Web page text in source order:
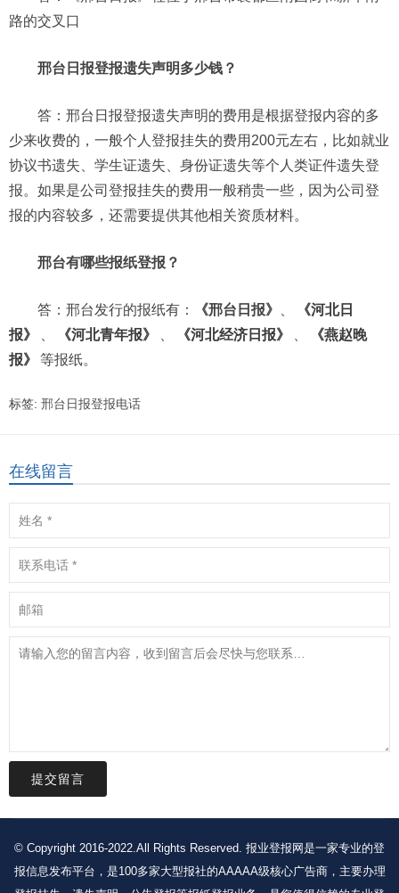
路的交叉口
邢台日报登报遗失声明多少钱？
答：邢台日报登报遗失声明的费用是根据登报内容的多
少来收费的，一般个人登报挂失的费用200元左右，比如就业
协议书遗失、学生证遗失、身份证遗失等个人类证件遗失登
报。如果是公司登报挂失的费用一般稍贵一些，因为公司登
报的内容较多，还需要提供其他相关资质材料。
邢台有哪些报纸登报？
答：邢台发行的报纸有： 《邢台日报》
《河北日
报》
《河北青年报》 《河北经济日报》
《燕赵晚
报》
等报纸。
标签: 邢台日报登报电话
在线留言
提交留言
© Copyright 2016-2022.All Rights Reserved. 报业登报网是一家专业的登
报信息发布平台，是100多家大型报社的AAAAA级核心广告商，主要办理